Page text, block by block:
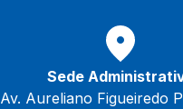
Sede
Av. Aureliano Figueiredo